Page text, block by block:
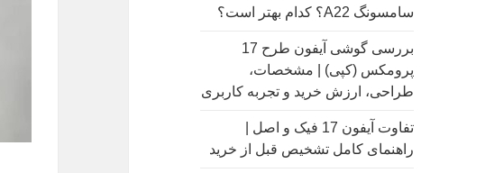
سامسونگ A22؟ کدام بهتر است؟
بررسی گوشی آیفون طرح 17
پرومکس (کپی) | مشخصات،
طراحی، ارزش خرید و تجربه کاربری
تفاوت آیفون 17 فیک و اصل |
راهنمای کامل تشخیص قبل از خرید